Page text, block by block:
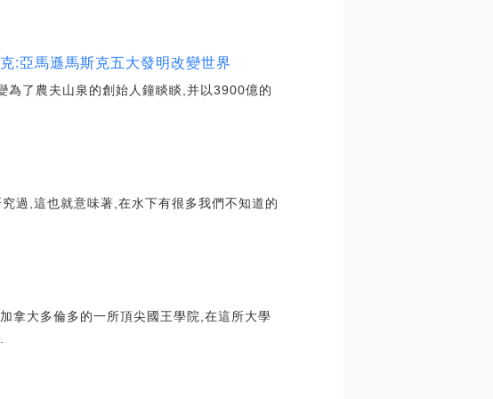
:亞馬遜馬斯克五大發明改變世界
為了農夫山泉的創始人鐘睒睒,并以3900億的
過,這也就意味著,在水下有很多我們不知道的
拿大多倫多的一所頂尖國王學院,在這所大學